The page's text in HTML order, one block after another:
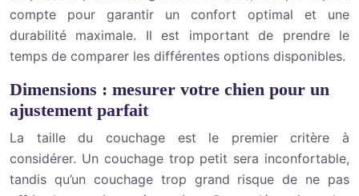
compte pour garantir un confort optimal et une
durabilité maximale. Il est important de prendre le
temps de comparer les différentes options disponibles.
Dimensions : mesurer votre chien pour un
ajustement parfait
La taille du couchage est le premier critère à
considérer. Un couchage trop petit sera inconfortable,
tandis qu’un couchage trop grand risque de ne pas